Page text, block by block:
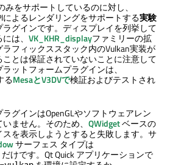
みをサポートしているのに対し、
によるレンダリングをサポートする実験
グインです。ディスプレイを列挙して
は、 VK_KHR_displayファミリーの拡
フィックススタック内のVulkan実装が
とは保証されていないことに注意して
ットフォームプラグインは、
るMesaとV3DVで検証およびテストされ
グインはOpenGLやソフトウェアレン
ません。そのため、 QWidgetベースの
を表示しようとすると失敗します。サ
サーフェス タイプは
だけです。 Qt Quickアプリケーションで